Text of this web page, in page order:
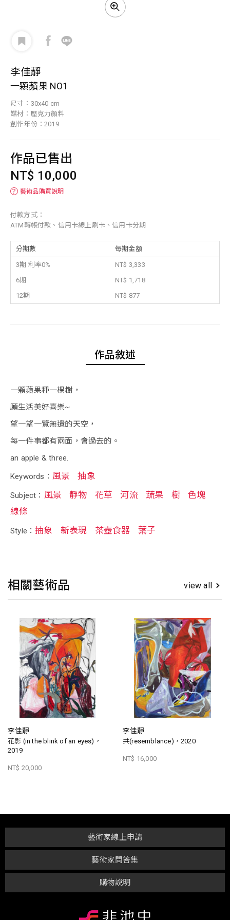
李佳靜
一顆蘋果 NO1
尺寸：30x40 cm
媒材：壓克力顏料
創作年份：2019
作品已售出
NT$ 10,000
？ 藝術品購買說明
付款方式：
ATM轉帳付款、信用卡線上刷卡、信用卡分期
分期數 每期金額
3期 利率0%
NT$ 3,333
6期
NT$ 1,718
12期
NT$ 877
作品敘述
一顆蘋果種一棵樹，
願生活美好喜樂~
望一望一覽無遺的天空，
每一件事都有兩面，會過去的。
an apple & three.
Keywords： 風景 抽象
Subject： 風景 靜物 花草 河流 蔬果 樹
色塊
線條
Style：抽象 新表現 茶壺食器 葉子
相關藝術品 view all
李佳靜
花影 (in the blink of an eyes)，
2019
NT$ 20,000
李佳靜
共(resemblance)，2020
NT$ 16,000
購物說明
藝術家問答集
藝術家線上申請